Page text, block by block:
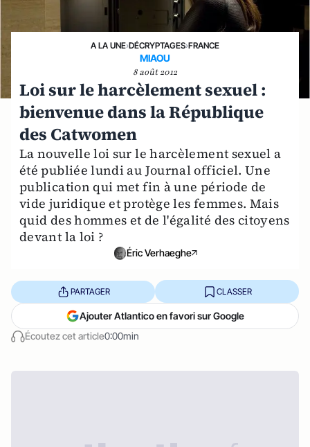
A LA UNE›DÉCRYPTAGES›FRANCE
MIAOU
8 août 2012
Loi sur le harcèlement sexuel :
bienvenue dans la République
des Catwomen
La nouvelle loi sur le harcèlement sexuel a
été publiée lundi au Journal officiel. Une
publication qui met fin à une période de
vide juridique et protège les femmes. Mais
quid des hommes et de l'égalité des citoyens
devant la loi ?
Éric Verhaeghe
Écoutez cet article0:00min
PARTAGER CLASSER
Ajouter Atlantico en favori sur Google